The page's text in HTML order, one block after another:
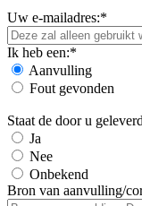
Uw e-mailadres:*
Ik heb een:*
Aanvulling
Fout gevonden
Staat de door u
Ja
Nee
Onbekend
Bron van aanvulling/